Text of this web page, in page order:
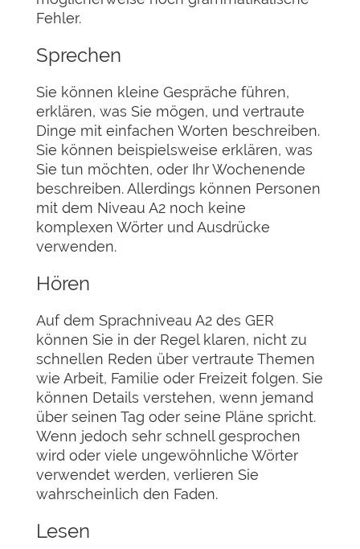
Fehler.
Sprechen
Sie können kleine Gespräche führen,
erklären, was Sie mögen, und vertraute
Dinge mit einfachen Worten beschreiben.
Sie können beispielsweise erklären, was
Sie tun möchten, oder Ihr Wochenende
beschreiben. Allerdings können Personen
mit dem Niveau A2 noch keine
komplexen Wörter und Ausdrücke
verwenden.
Hören
Auf dem Sprachniveau A2 des GER
können Sie in der Regel klaren, nicht zu
schnellen Reden über vertraute Themen
wie Arbeit, Familie oder Freizeit folgen. Sie
können Details verstehen, wenn jemand
über seinen Tag oder seine Pläne spricht.
Wenn jedoch sehr schnell gesprochen
wird oder viele ungewöhnliche Wörter
verwendet werden, verlieren Sie
wahrscheinlich den Faden.
Lesen